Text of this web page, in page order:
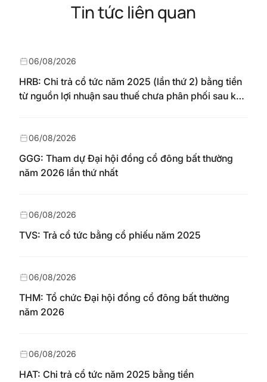
Tin tức liên quan
HRB: Chi trả cổ tức năm 2025 (lần thứ 2) bằng tiền
từ nguồn lợi nhuận sau thuế chưa phân phối sau khi
ngày 04/08/2026
06/08/2026
GGG: Tham dự Đại hội đồng cổ đông bất thường
năm 2026 lần thứ nhất
06/08/2026
TVS: Trả cổ tức bằng cổ phiếu năm 2025
06/08/2026
THM: Tổ chức Đại hội đồng cổ đông bất thường
năm 2026
06/08/2026
HAT: Chi trả cổ tức năm 2025 bằng tiền
06/08/2026